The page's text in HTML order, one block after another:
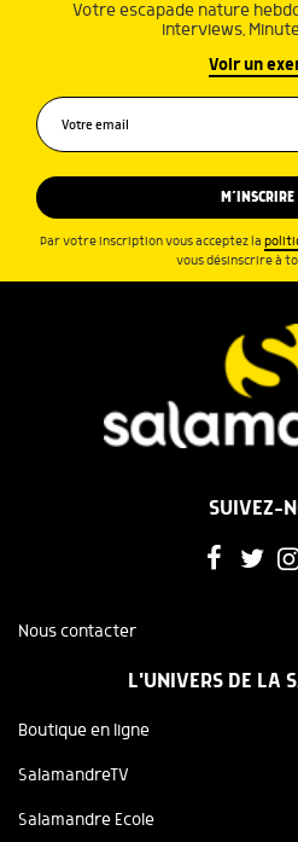
Votre escapade nature
interviews,
Voir un
M’INSCRIRE
Par votre inscription vous acceptez la
vous désinscrire à
SUIVEZ-
Nous contacter
L'UNIVERS DE LA
Boutique en ligne
SalamandreTV
Salamandre Ecole